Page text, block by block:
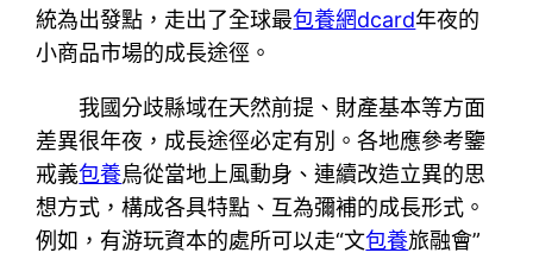
統為出發點，走出了全球最包養網dcard年夜的
小商品市場的成長途徑。
我國分歧縣域在天然前提、財產基本等方面
差異很年夜，成長途徑必定有別。各地應參考鑒
戒義包養烏從當地上風動身、連續改造立異的思
想方式，構成各具特點、互為彌補的成長形式。
例如，有游玩資本的處所可以走“文包養旅融會”